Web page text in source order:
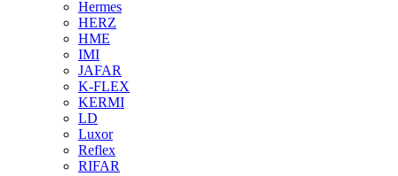
Hermes
HERZ
HME
IMI
JAFAR
K-FLEX
KERMI
LD
Luxor
Reflex
RIFAR